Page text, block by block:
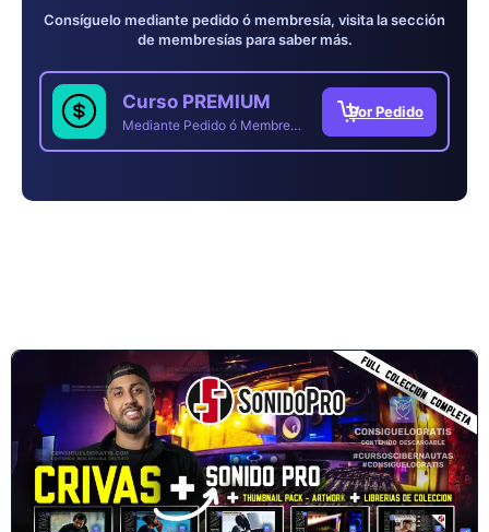
Consíguelo mediante pedido ó membresía, visita la sección
de membresías para saber más.
Curso PREMIUM
Mediante Pedido ó Membresía